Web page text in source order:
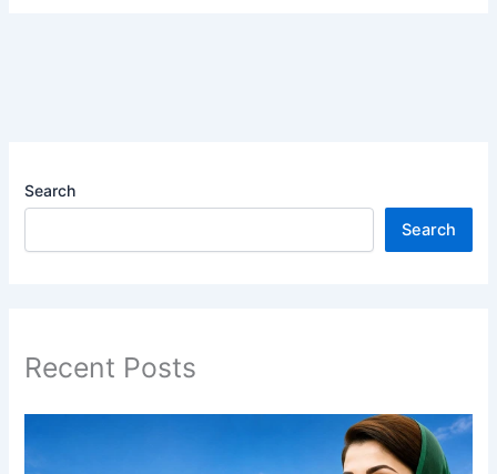
Search
Search
Recent Posts